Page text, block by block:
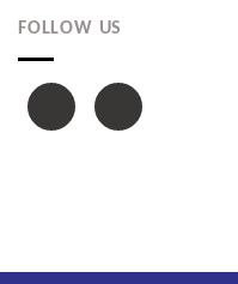
FOLLOW US